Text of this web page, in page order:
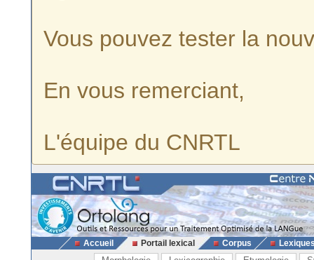
Vous pouvez tester la
En vous remerciant,
L'équipe du CNRTL
Accueil Portail lexical Corpus